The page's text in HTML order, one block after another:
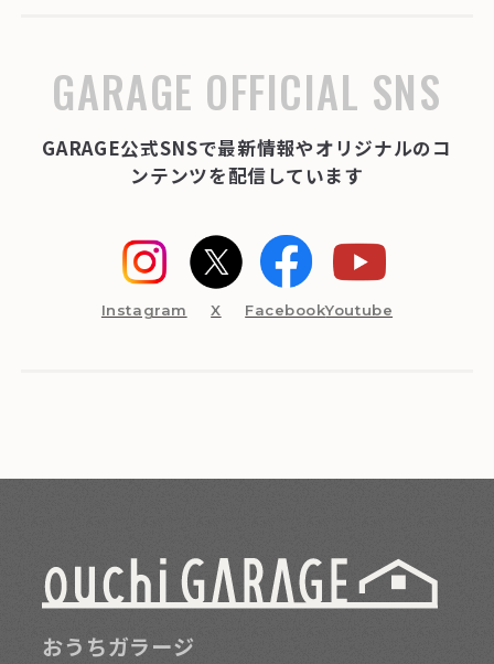
GARAGE OFFICIAL SNS
GARAGE公式SNSで最新情報やオリジナルのコ
ンテンツを配信しています
Instagram X FacebookYoutube
おうちガラージ